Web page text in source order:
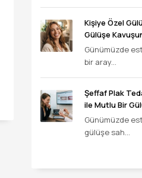
Kişiye Özel
Gülüşe
Günümüzde
bir aray...
Şeffaf Plak
ile Mutlu Bir
Günümüzde
gülüşe sah...